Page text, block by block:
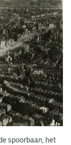
spoorbaan, het